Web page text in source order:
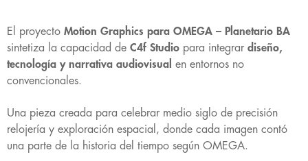
El proyecto Motion Graphics para OMEGA – Planetario BA
sintetiza la capacidad de C4f Studio para integrar diseño,
tecnología y narrativa audiovisual en entornos no
convencionales.
Una pieza creada para celebrar medio siglo de precisión
relojería y exploración espacial, donde cada imagen contó
una parte de la historia del tiempo según OMEGA.